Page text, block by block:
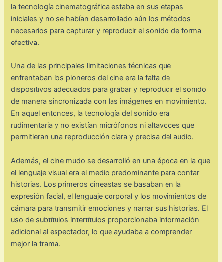
la tecnología cinematográfica estaba en sus etapas
iniciales y no se habían desarrollado aún los métodos
necesarios para capturar y reproducir el sonido de forma
efectiva.
Una de las principales limitaciones técnicas que
enfrentaban los pioneros del cine era la falta de
dispositivos adecuados para grabar y reproducir el sonido
de manera sincronizada con las imágenes en movimiento.
En aquel entonces, la tecnología del sonido era
rudimentaria y no existían micrófonos ni altavoces que
permitieran una reproducción clara y precisa del audio.
Además, el cine mudo se desarrolló en una época en la que
el lenguaje visual era el medio predominante para contar
historias. Los primeros cineastas se basaban en la
expresión facial, el lenguaje corporal y los movimientos de
cámara para transmitir emociones y narrar sus historias. El
uso de subtítulos intertítulos proporcionaba información
adicional al espectador, lo que ayudaba a comprender
mejor la trama.